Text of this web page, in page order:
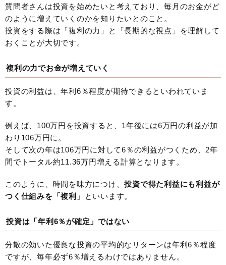
質問者さんは投資を始めたいと考えており、毎月のお金がど
のように増えていくのかを知りたいとのこと。
投資をする際は「複利の力」と「長期的な視点」を理解して
おくことが大切です。
複利の力でお金が増えていく
投資の利益は、年利6％程度が期待できるといわれていま
す。
例えば、100万円を投資すると、1年後には6万円の利益が加
わり106万円に。
そして次の年は106万円に対して6％の利益がつくため、2年
間でトータル約11.36万円増える計算となります。
このように、時間を味方につけ、投資で得た利益にも利益が
つく仕組みを「複利」
といいます。
投資は「年利6％が確定」ではない
分散の効いた優良な投資の平均的なリターンは年利6％程度
ですが、毎年必ず6％増えるわけではありません。